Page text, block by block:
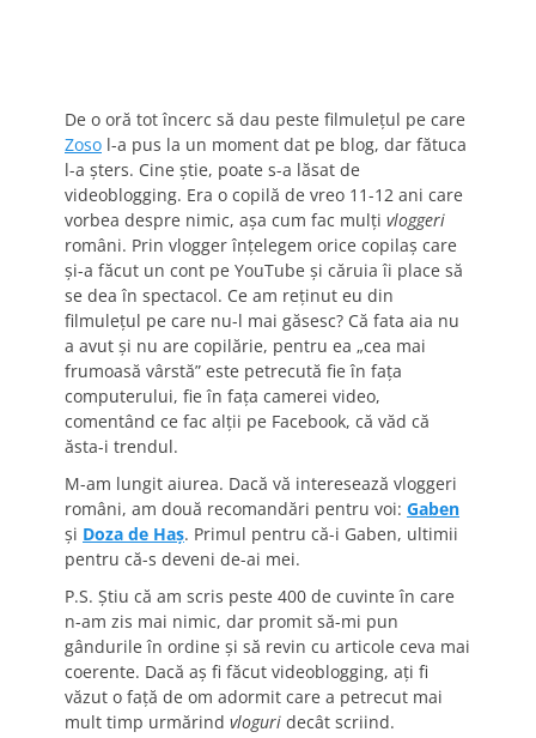
De o oră tot încerc să dau peste filmuleţul pe care
Zoso l-a pus la un moment dat pe blog, dar fătuca
l-a şters. Cine ştie, poate s-a lăsat de
videoblogging. Era o copilă de vreo 11-12 ani care
vorbea despre nimic, aşa cum fac mulţi vloggeri
români. Prin vlogger înţelegem orice copilaş care
şi-a făcut un cont pe YouTube şi căruia îi place să
se dea în spectacol. Ce am reţinut eu din
filmuleţul pe care nu-l mai găsesc? Că fata aia nu
a avut şi nu are copilărie, pentru ea „cea mai
frumoasă vârstă” este petrecută fie în faţa
computerului, fie în faţa camerei video,
comentând ce fac alţii pe Facebook, că văd că
ăsta-i trendul.
M-am lungit aiurea. Dacă vă interesează vloggeri
români, am două recomandări pentru voi: Gaben
şi Doza de Haş. Primul pentru că-i Gaben, ultimii
pentru că-s deveni de-ai mei.
P.S. Ştiu că am scris peste 400 de cuvinte în care
n-am zis mai nimic, dar promit să-mi pun
gândurile în ordine şi să revin cu articole ceva mai
coerente. Dacă aş fi făcut videoblogging, aţi fi
văzut o faţă de om adormit care a petrecut mai
mult timp urmărind vloguri decât scriind.